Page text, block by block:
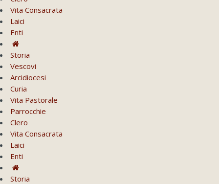
Vita Consacrata
Laici
Enti
Storia
Vescovi
Arcidiocesi
Curia
Vita Pastorale
Parrocchie
Clero
Vita Consacrata
Laici
Enti
Storia